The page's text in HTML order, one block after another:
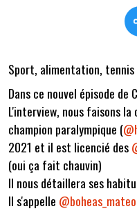
Sport, alimentation,
Dans ce nouvel épisode
L'interview, nous faisons
champion paralympique (
2021 et il est licencié des
(oui ça fait chauvin)
Il nous détaillera ses
Il s'appelle @boheas_mateo